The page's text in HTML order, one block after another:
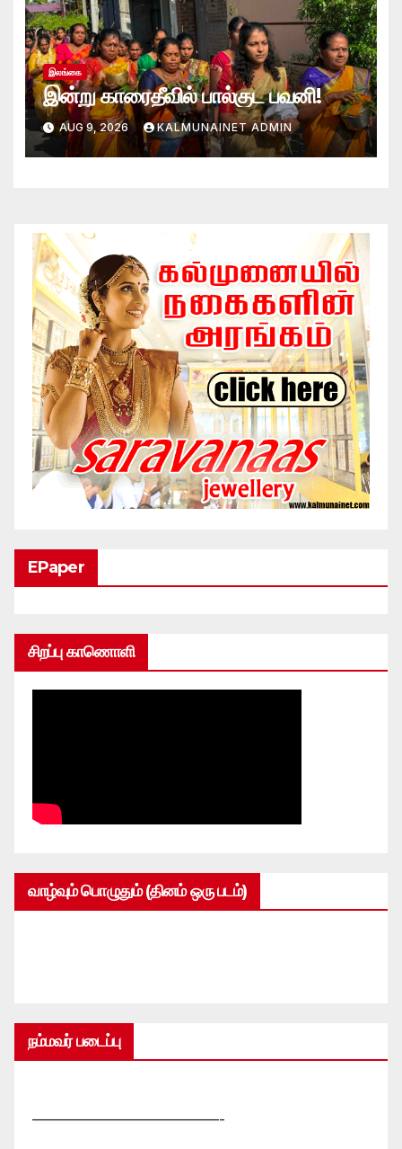
இலங்கை
இன்று காரைதீவில் பால்குட பவனி!
AUG 9, 2026 KALMUNAINET ADMIN
EPaper
சிறப்பு காணொளி
வாழ்வும் பொழுதும் (தினம் ஒரு படம்)
நம்மவர் படைப்பு
—————————————-